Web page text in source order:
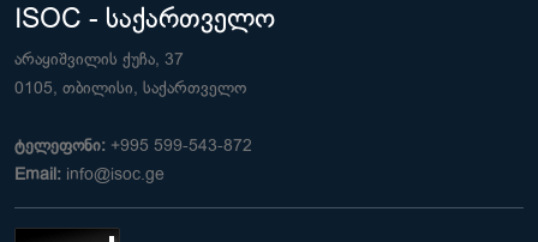
ISOC - საქართველო
არაყიშვილის ქუჩა, 37
0105, თბილისი, საქართველო
ტელეფონი: +995 599-543-872
Email: info@isoc.ge